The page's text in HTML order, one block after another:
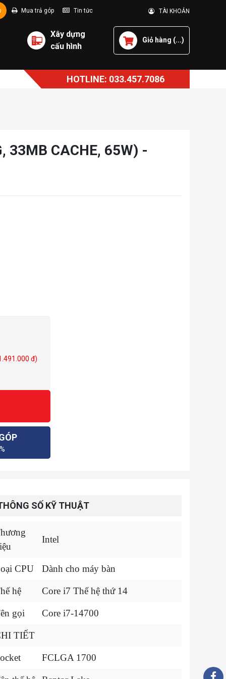
Mua trả góp Tin tức TÀI KHOẢN
Xây dựng
cấu hình
Giỏ hàng (...)
HOTLINE: 033.457.7086
33MB CACHE, 65W) -
đ)
SỐ KỸ THUẬT
Intel
CPU Dành cho máy bàn
hệ Core i7 Thế hệ thứ 14
gọi Core i7-14700
TIẾT
FCLGA 1700